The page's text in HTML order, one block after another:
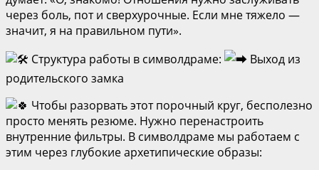
через боль, пот и сверхурочные. Если мне тяжело —
значит, я на правильном пути».
Структура работы в символдраме:
Выход из
родительского замка
Чтобы разорвать этот порочный круг, бесполезно
просто менять резюме. Нужно перенастроить
внутренние фильтры. В символдраме мы работаем с
этим через глубокие архетипические образы: